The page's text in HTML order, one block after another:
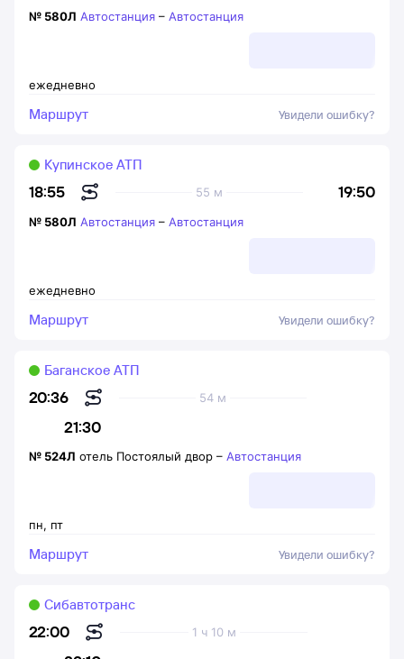
ежедневно
№ 580Л Автостанция – Автостанция
Маршрут Увидели ошибку?
18:55 19:50
55 м
Купинское АТП
ежедневно
№ 580Л Автостанция – Автостанция
Маршрут Увидели ошибку?
20:36
21:30
54 м
Баганское АТП
пн, пт
№ 524Л отель Постоялый двор – Автостанция
Маршрут Увидели ошибку?
22:00
1 ч 10 м
Сибавтотранс